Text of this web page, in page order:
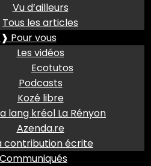
Vu d’ailleurs
Tous les articles
❱ Pour vous
Les vidéos
Ecotutos
Podcasts
Kozé libre
lang kréol La Rényon
Azenda.re
contribution écrite